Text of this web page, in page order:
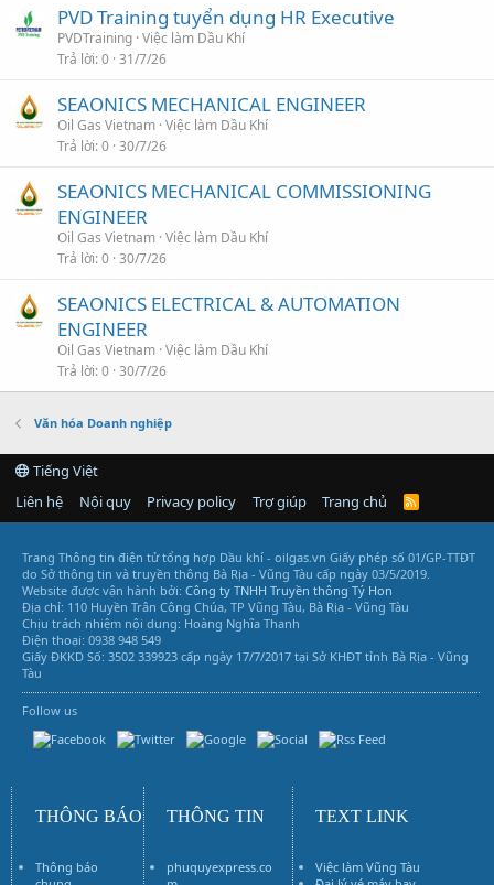
PVD Training tuyển dụng HR Executive
PVDTraining Việc làm Dầu Khí
Trả lời 0 31/7/26
SEAONICS MECHANICAL ENGINEER
Oil Gas Vietnam Việc làm Dầu Khí
Trả lời 0 30/7/26
SEAONICS MECHANICAL COMMISSIONING
ENGINEER
Oil Gas Vietnam Việc làm Dầu Khí
Trả lời 0 30/7/26
SEAONICS ELECTRICAL & AUTOMATION
ENGINEER
Oil Gas Vietnam Việc làm Dầu Khí
Trả lời 0 30/7/26
Văn hóa Doanh nghiệp
Tiếng Việt
Liên hệ
Nội quy Privacy policy Trợ giúp Trang chủ
R
S
Trang Thông tin điện tử tổng hợp Dầu khí - oilgas.vn Giấy phép số 01/GP-TTĐT
do Sở thông tin và truyền thông Bà Rịa - Vũng Tàu cấp ngày 03/5/2019.
Website được vận hành bởi: Công ty TNHH Truyền thông Tý Hon
Địa chỉ: 110 Huyền Trân Công Chúa, TP Vũng Tàu, Bà Rịa - Vũng Tàu
Chịu trách nhiệm nội dung: Hoàng Nghĩa Thanh
Điện thoại: 0938 948 549
Giấy ĐKKD Số: 3502 339923 cấp ngày 17/7/2017 tại Sở KHĐT tỉnh Bà Rịa - Vũng
Tàu
Follow us
THÔNG BÁO
Thông báo
THÔNG TIN
phuquyexpress.co
TEXT LINK
Việc làm Vũng Tàu